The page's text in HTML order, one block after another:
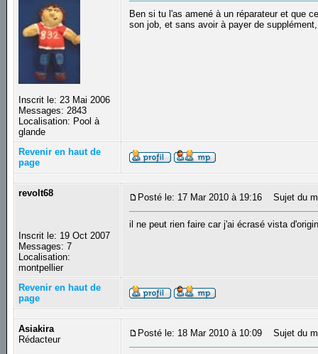
Inscrit le: 23 Mai 2006
Messages: 2843
Localisation: Pool à
glande
Ben si tu l'as amené à un réparateur et que
son job, et sans avoir à payer de
Revenir en haut de
page
revolt68
Inscrit le: 19 Oct 2007
Messages: 7
Localisation:
montpellier
Posté le: 17 Mar 2010 à 19:16 Sujet du
il ne peut rien faire car j'ai écrasé vista
Revenir en haut de
page
Asiakira
Rédacteur
Posté le: 18 Mar 2010 à 10:09 Sujet du